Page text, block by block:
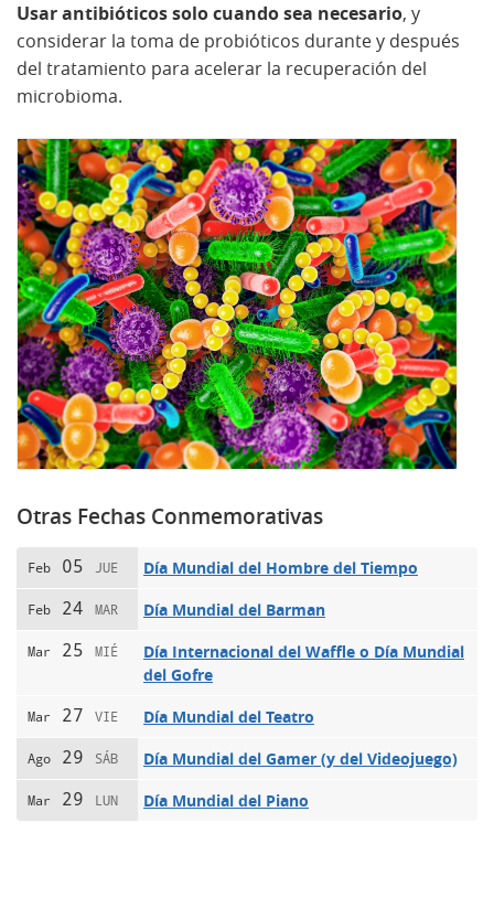
Usar antibióticos solo cuando sea necesario, y
considerar la toma de probióticos durante y después
del tratamiento para acelerar la recuperación del
microbioma.
Otras Fechas Conmemorativas
Feb 05 JUE Día Mundial del Hombre del Tiempo
Feb 24 MAR Día Mundial del Barman
Mar 25 MIÉ
Día Internacional del Waffle o Día Mundial
del Gofre
Mar 27 VIE Día Mundial del Teatro
Ago 29 SÁB Día Mundial del Gamer (y del Videojuego)
Mar 29 LUN Día Mundial del Piano